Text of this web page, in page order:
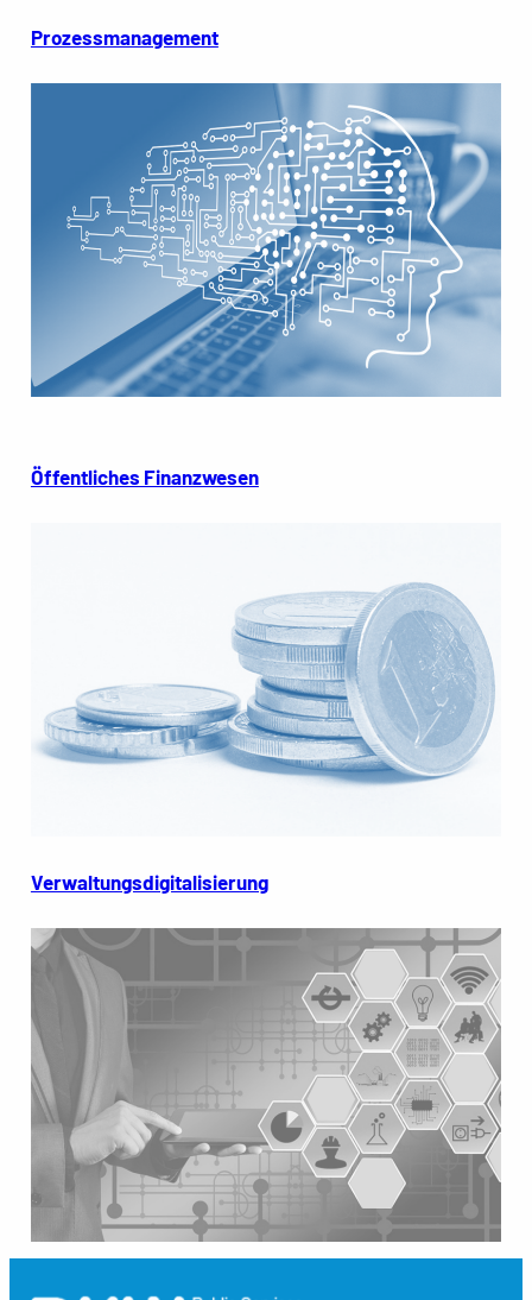
Prozessmanagement
Öffentliches Finanzwesen
Verwaltungsdigitalisierung